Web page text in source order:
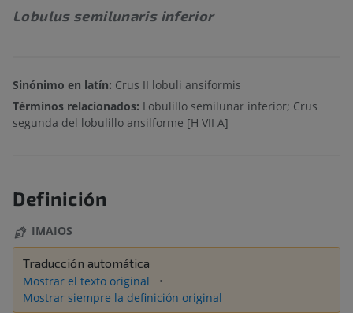
Lobulus semilunaris inferior
Sinónimo en latín: Crus II lobuli ansiformis
Términos relacionados: Lobulillo semilunar inferior; Crus
segunda del lobulillo ansilforme [H VII A]
Definición
IMAIOS
Traducción automática
Mostrar el texto original
Mostrar siempre la definición original